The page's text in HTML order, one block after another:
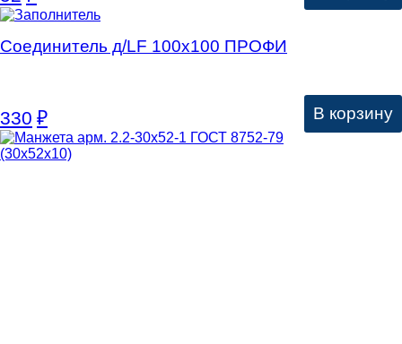
Соединитель д/LF 100х100 ПРОФИ
330 ₽ В корзину